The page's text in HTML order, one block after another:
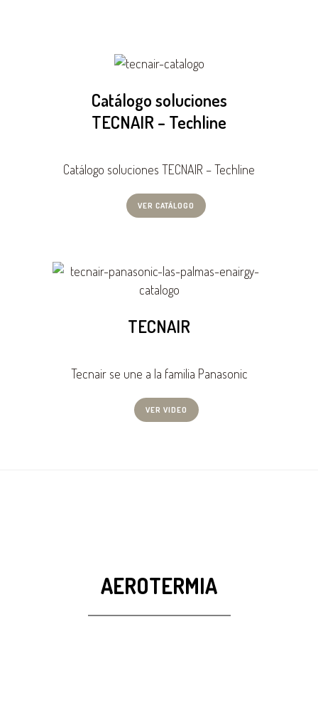
Catálogo soluciones
TECNAIR – Techline
Catálogo soluciones TECNAIR – Techline
VER CATÁLOGO
TECNAIR
Tecnair se une a la familia Panasonic
VER VIDEO
AEROTERMIA